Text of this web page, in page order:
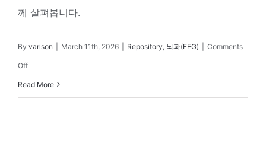
께 살펴봅니다.
By varison March 11th, 2026 Repository 뇌파(EEG) Comments
Offon
태
Read More